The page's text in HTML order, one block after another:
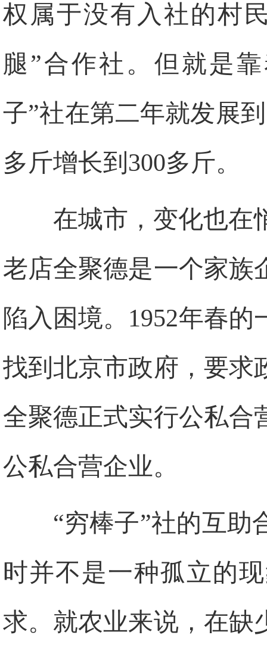
权属于没有入社的村
腿”合作社。但就是
子”社在第二年就发展
多斤增长到300多斤。
在城市，变化也在
老店全聚德是一个家族
陷入困境。1952年春
找到北京市政府，要求
全聚德正式实行公私合
公私合营企业。
“穷棒子”社的互助
时并不是一种孤立的
求。就农业来说，在缺